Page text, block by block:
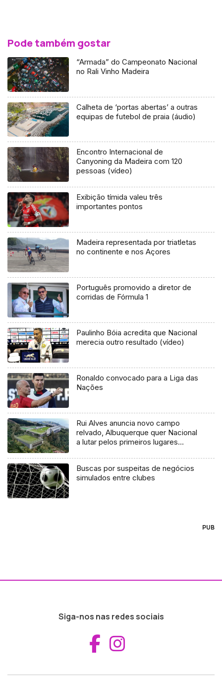
Pode também gostar
“Armada” do Campeonato Nacional
no Rali Vinho Madeira
Calheta de ‘portas abertas’ a outras
equipas de futebol de praia (áudio)
Encontro Internacional de
Canyoning da Madeira com 120
pessoas (vídeo)
Exibição tímida valeu três
importantes pontos
Madeira representada por triatletas
no continente e nos Açores
Português promovido a diretor de
corridas de Fórmula 1
Paulinho Bóia acredita que Nacional
merecia outro resultado (vídeo)
Ronaldo convocado para a Liga das
Nações
Rui Alves anuncia novo campo
relvado, Albuquerque quer Nacional
a lutar pelos primeiros lugares
Buscas por suspeitas de negócios
simulados entre clubes
PUB
Siga-nos nas redes sociais
Aceder ao